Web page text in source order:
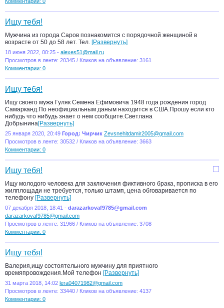
Ищу тебя!
Мужчина из города Саров познакомится с порядочной женщиной в
возрасте от 50 до 58 лет. Тел. [Развернуть]
18 июня 2022, 00:25 - alexes51@mail.ru
Просмотров в ленте: 20345 / Кликов на объявление: 3161
Комментарии: 0
Ищу тебя!
Ищу своего мужа Гуляк Семена Ефимовича 1948 года рождения город
Самарканд.По неофициальным даным находится в США.Прошу если кто
нибудь что нибудь знает о нем сообщите.Светлана
Добрынина[Развернуть]
25 января 2020, 20:49 Город: Чирчик Zevsnehitdamir2005@gmail.com
Просмотров в ленте: 30532 / Кликов на объявление: 3663
Комментарии: 0
Ищу тебя!
Ищу молодого человека для заключения фиктивного брака, прописка в его
жилплощади не требуется, только штамп, цена обговаривается по
телефону [Развернуть]
07 декабря 2018, 18:41 - darazarkovaf9785@gmail.com
darazarkovaf9785@gmail.com
Просмотров в ленте: 31966 / Кликов на объявление: 3708
Комментарии: 0
Ищу тебя!
Валерия,ищу состоятельного мужчину для приятного
времяпровождения.Мой телефон [Развернуть]
31 марта 2018, 14:02 lera04071982@gmail.com
Просмотров в ленте: 33440 / Кликов на объявление: 4137
Комментарии: 0